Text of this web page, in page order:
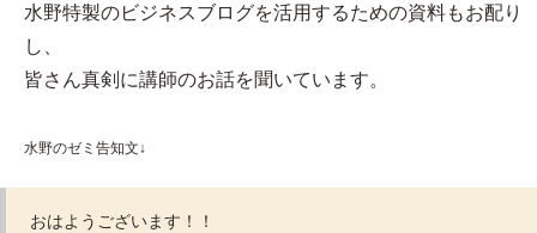
水野特製のビジネスブログを活用するための資料もお配り
し、
皆さん真剣に講師のお話を聞いています。
水野のゼミ告知文↓
おはようございます！！